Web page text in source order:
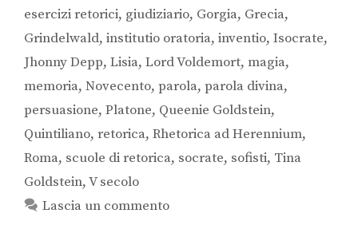
esercizi retorici, giudiziario, Gorgia, Grecia,
Grindelwald, institutio oratoria, inventio, Isocrate,
Jhonny Depp, Lisia, Lord Voldemort, magia,
memoria, Novecento, parola, parola divina,
persuasione, Platone, Queenie Goldstein,
Quintiliano, retorica, Rhetorica ad Herennium,
Roma, scuole di retorica, socrate, sofisti, Tina
Goldstein,V secolo
Lascia un commento